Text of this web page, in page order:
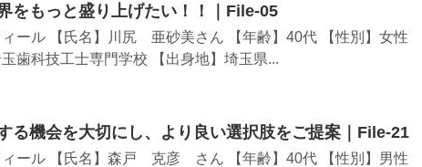
をもっと盛り上げたい！！｜File-05
ール 【氏名】川尻 亜砂美さん 【年齢】40代 【性別】女性
玉歯科技工士専門学校 【出身地】埼玉県...
る機会を大切にし、より良い選択肢をご提案｜File-21
ィール 【氏名】森戸 克彦 さん 【年齢】40代 【性別】男性